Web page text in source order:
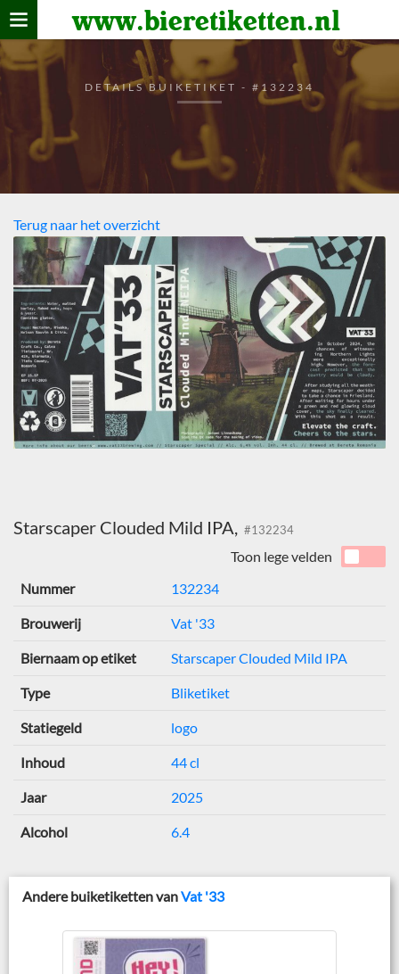
www.bieretiketten.nl
Home
verzamelen
De bierkaart
Bezoekers
DETAILS BUIKETIKET - #132234
Terug naar het overzicht
Starscaper Clouded Mild IPA, #132234
Toon lege velden
Nummer
132234
Brouwerij Vat '33
Biernaam op etiket Starscaper Clouded Mild IPA
Type Bliketiket
Statiegeld logo
Inhoud 44 cl
Jaar 2025
Alcohol 6.4
Andere buiketiketten vanVat '33